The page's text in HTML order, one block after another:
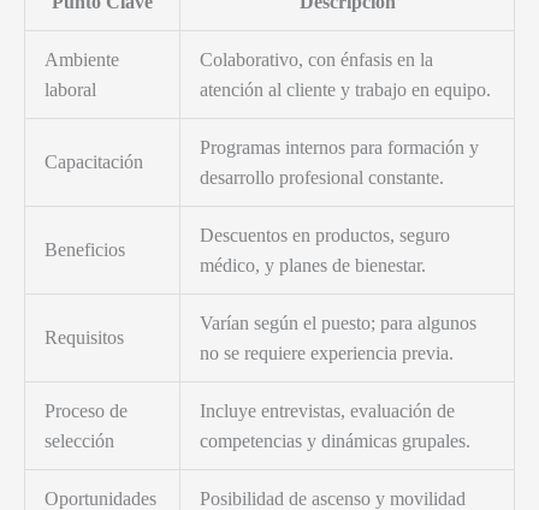
Ambiente
laboral
Colaborativo, con énfasis en la
atención al cliente y trabajo en equipo.
Capacitación
Programas internos para formación y
desarrollo profesional constante.
Beneficios
Descuentos en productos, seguro
médico, y planes de bienestar.
Requisitos
Varían según el puesto; para algunos
no se requiere experiencia previa.
Proceso de
selección
Incluye entrevistas, evaluación de
competencias y dinámicas grupales.
Oportunidades
Posibilidad de ascenso y movilidad